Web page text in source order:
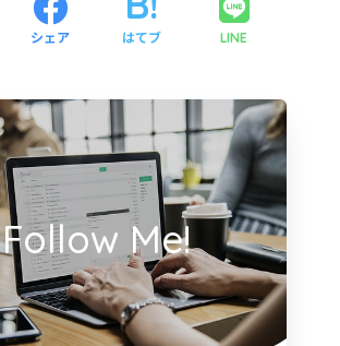
シェア はてブ LINE
Follow Me!